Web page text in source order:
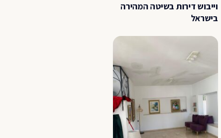
וייבוש דירות בשיטה המהירה
בישראל